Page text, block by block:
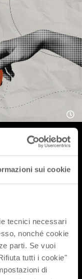
sui cookie
tecnici necessari
nonché cookie
parti. Se vuoi
tutti i cookie"
di
che ci si pone
che cosa
di istruzione?
Pescara Fabrizio